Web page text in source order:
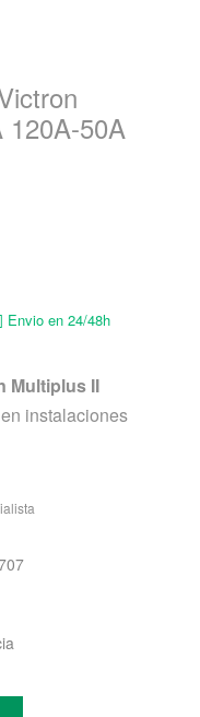
120A-50A
Envio en 24/48h
Multiplus II
instalaciones